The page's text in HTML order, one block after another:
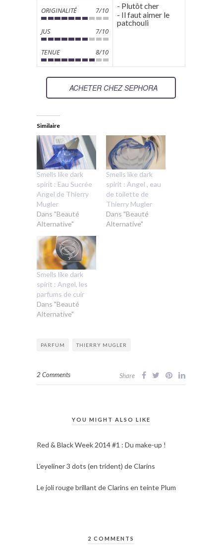
ORIGINALITÉ 7/10
JUS 7/10
TENUE 8/10
- Plutôt cher
- Il faut aimer le
patchouli
ACHETER CHEZ SEPHORA
Similaire
Smells like dark
spirit : Eau Sucrée
Angel de Thierry
Mugler
Dans "Beauté
Alternative"
Smells like dark
spirit : Angel , eau
de toilette de
Thierry Mugler
Dans "Beauté
Alternative"
Smells like dark
spirit : Angel, les
parfums de cuir
Dans "Beauté
Alternative"
PARFUM THIERRY MUGLER
2 Comments Share
YOU MIGHT ALSO LIKE
Red & Black Week 2014 #1 : Du make-up !
L’eyeliner 3 dots (en trident) de Clarins
Le joli rouge brillant de Clarins en teinte Plum
2 COMMENTS